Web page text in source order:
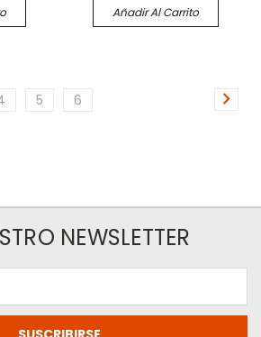
Añadir Al Carrito
5 6
NEWSLETTER